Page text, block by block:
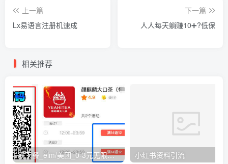
上一篇
Lx易语言注册机速成
下一篇
人人每天躺赚10➕?低保
相关推荐
霸王餐_elm/美团_0-3元无限吃外卖 小红书资料引流